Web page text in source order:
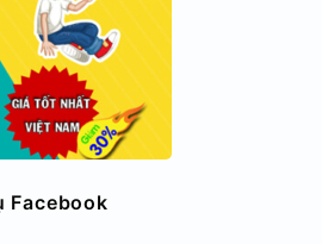
Facebook